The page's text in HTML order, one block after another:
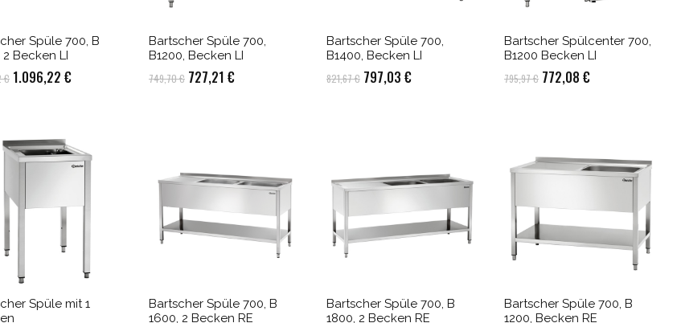
Spüle 700, B
2 Becken LI
€ Ursprünglicher
1.130,12 €
1.096,22 €Aktueller
1.096,22 €.
Bartscher Spüle 700,
B1200, Becken LI
749,70€ Ursprünglicher
727,21 €Aktueller
Bartscher Spüle 700,
B1400, Becken LI
821,67€ Ursprünglicher
797,03 €Aktueller
Bartscher Spülcenter 700,
B1200 Becken LI
795,97€ Ursprünglicher
772,08 €Aktueller
Spüle mit 1
Bartscher Spüle 700, B
1600, 2 Becken RE
Bartscher Spüle 700, B
1800, 2 Becken RE
Bartscher Spüle 700, B
1200, Becken RE